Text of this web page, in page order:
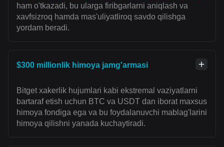
ham o'tkazadi, bu ularga firibgarlarni aniqlash va
xavfsizroq hamda mas'uliyatliroq savdo qilishga
yordam beradi.
$300 millionlik himoya jamg'armasi
Bitget xakerlik hujumlari kabi ekstremal vaziyatlarni
bartaraf etish uchun BTC va USDT dan iborat maxsus
himoya fondiga ega va bu foydalanuvchi mablag'larini
himoya qilishni yanada kuchaytiradi.